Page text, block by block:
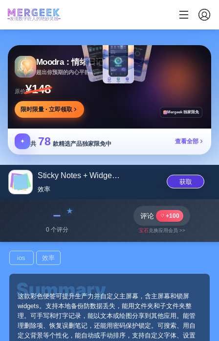
发现数字匠人的绝妙灵感
Moodra：情绪日记
超出你预期的内心平静助手
原价¥148
限时限量 · 立即领取 Mergeek 独家限免
✦ 共 78 款精选产品独家限免中 查看全部
Sticky Notes + Widget Memo
效率
获取
﹣
0 个评分
评论 +100
宝石兑换应用会员 >>
ios 效率
这款彩色便签可提升生产力并自定义主屏幕，含主屏幕和锁屏
widgets。支持本地备份防数据丢失，能用文件夹和子文件夹整
理。可手写和打字记录，能以文本或绘图分享到其他应用。能管
理删除项、恢复误删笔记，还能用密码保护锁定。可搜索、用自
定义背景等个性化，能自动或手动排序，支持自定义字体、设置